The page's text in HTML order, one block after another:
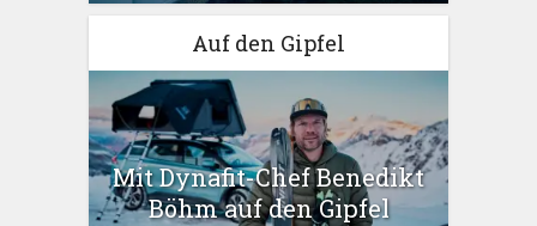
Auf den Gipfel
Mit Dynafit-Chef Benedikt
Böhm auf den Gipfel